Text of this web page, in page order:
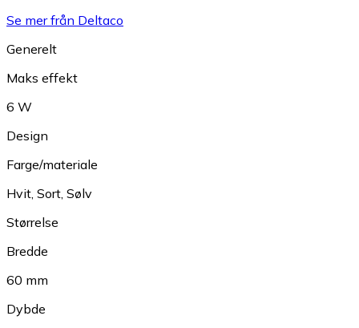
Se mer från Deltaco
Generelt
Maks effekt
6 W
Design
Farge/materiale
Hvit Sort Sølv
Størrelse
Bredde
60 mm
Dybde